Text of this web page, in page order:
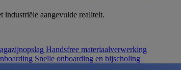
industriële aangevulde realiteit.
Handsfree materiaalverwerking
Snelle onboarding en bijscholing